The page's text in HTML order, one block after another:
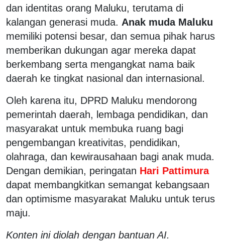
dan identitas orang Maluku, terutama di
kalangan generasi muda. Anak muda Maluku
memiliki potensi besar, dan semua pihak harus
memberikan dukungan agar mereka dapat
berkembang serta mengangkat nama baik
daerah ke tingkat nasional dan internasional.
Oleh karena itu, DPRD Maluku mendorong
pemerintah daerah, lembaga pendidikan, dan
masyarakat untuk membuka ruang bagi
pengembangan kreativitas, pendidikan,
olahraga, dan kewirausahaan bagi anak muda.
Dengan demikian, peringatan Hari Pattimura
dapat membangkitkan semangat kebangsaan
dan optimisme masyarakat Maluku untuk terus
maju.
Konten ini diolah dengan bantuan AI.